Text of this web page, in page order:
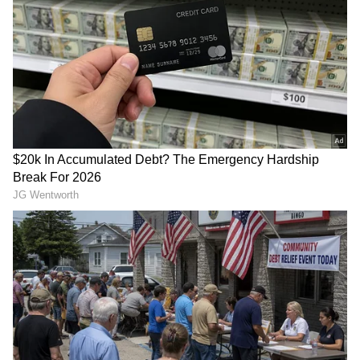
தொடர்பான இலக்குகளை நிச்சயம்
அடைவார்கள்.